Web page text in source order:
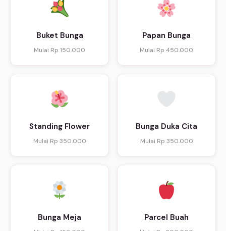
Buket Bunga
Mulai Rp 150.000
Papan Bunga
Mulai Rp 450.000
Standing Flower
Mulai Rp 350.000
Bunga Duka Cita
Mulai Rp 350.000
Bunga Meja Parcel Buah